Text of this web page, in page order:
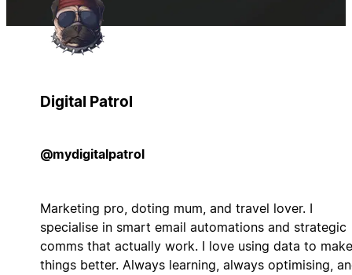
Digital Patrol
@mydigitalpatrol
Marketing pro, doting mum, and travel lover. I
specialise in smart email automations and strategic
comms that actually work. I love using data to make
things better. Always learning, always optimising,